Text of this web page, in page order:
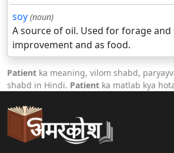
soy (noun)
A source of oil. Used for forage and
improvement and as food.
Patient ka meaning, vilom shabd,
shabd in Hindi. Patient ka matlab kya